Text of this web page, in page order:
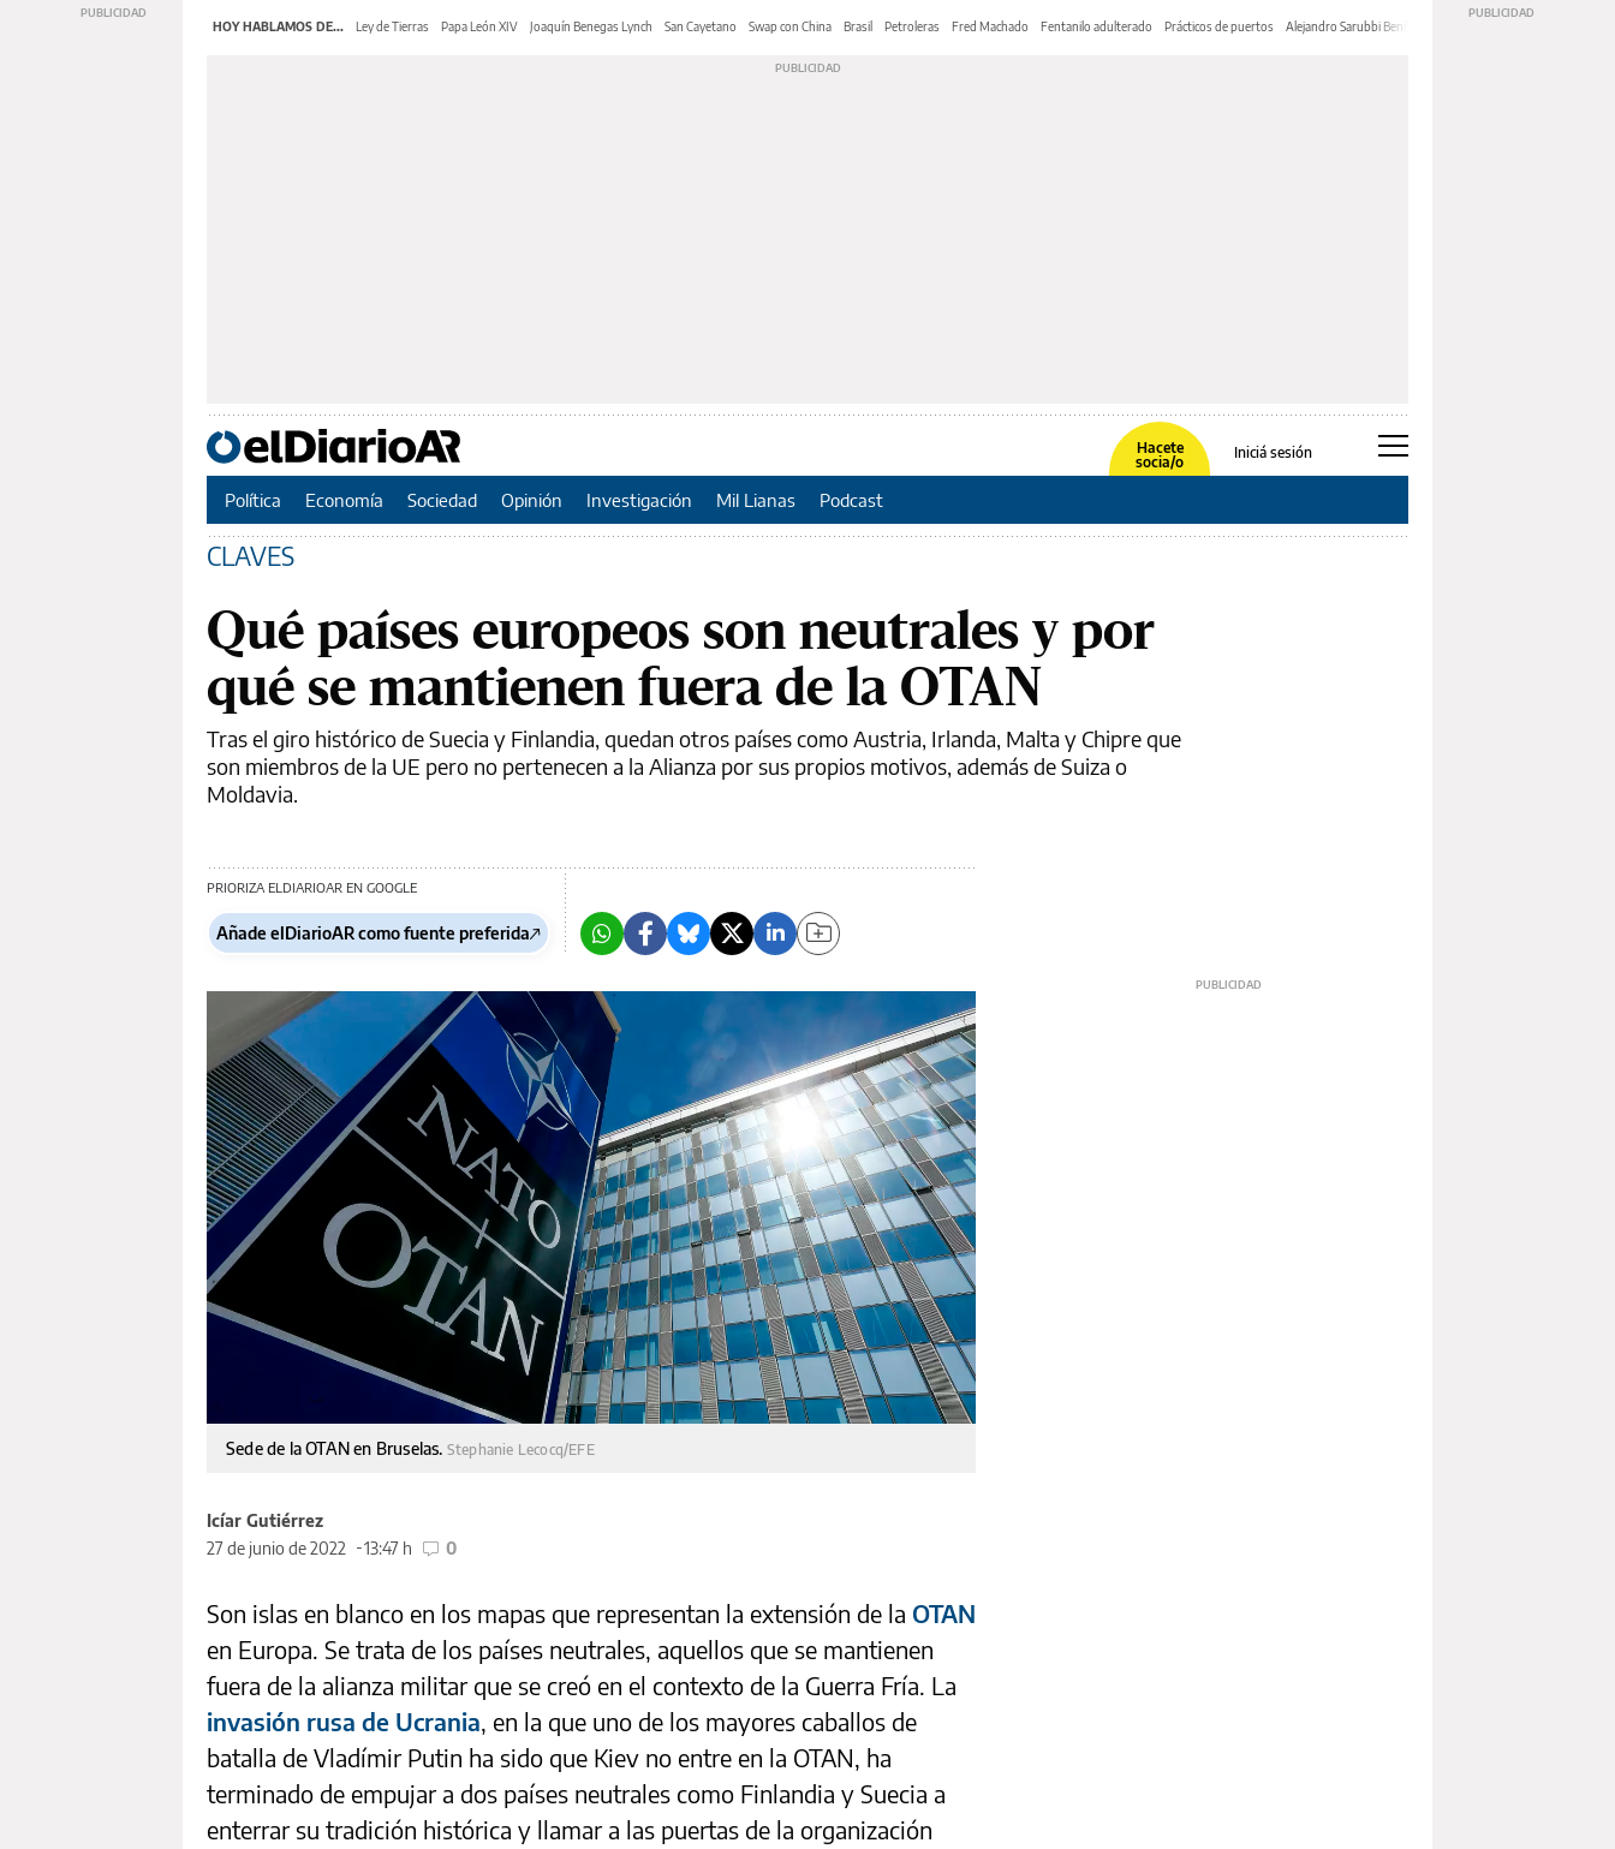
HOY HABLAMOS DE... Ley de Tierras Papa León XIV Joaquín Benegas Lynch San Cayetano Swap con China Brasil Petroleras Fred Machado Fentanilo adulterado Prácticos de puertos Alejandro Sarubbi Benítez
Hacete
socia/o
Iniciá sesión
Política Economía Sociedad Opinión Investigación Mil Lianas Podcast
CLAVES
Qué países europeos son neutrales y por
qué se mantienen fuera de la OTAN
Tras el giro histórico de Suecia y Finlandia, quedan otros países como Austria, Irlanda, Malta y Chipre que
son miembros de la UE pero no pertenecen a la Alianza por sus propios motivos, además de Suiza o
Moldavia.
PRIORIZA ELDIARIOAR EN GOOGLE
Añade elDiarioAR como fuente preferida
Sede de la OTAN en Bruselas. Stephanie Lecocq/EFE
Icíar Gutiérrez
27 de junio de 2022
13:47 h 0
Son islas en blanco en los mapas que representan la extensión de la OTAN
en Europa. Se trata de los países neutrales, aquellos que se mantienen
fuera de la alianza militar que se creó en el contexto de la Guerra Fría. La
invasión rusa de Ucrania, en la que uno de los mayores caballos de
batalla de Vladímir Putin ha sido que Kiev no entre en la OTAN, ha
terminado de empujar a dos países neutrales como Finlandia y Suecia a
enterrar su tradición histórica y llamar a las puertas de la organización